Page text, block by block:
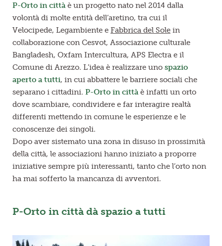
P-Orto in città è un progetto nato nel 2014 dalla
volontà di molte entità dell’aretino, tra cui il
Velocipede, Legambiente e Fabbrica del Sole in
collaborazione con Cesvot, Associazione culturale
Bangladesh, Oxfam Intercultura, APS Electra e il
Comune di Arezzo. L’idea è realizzare uno spazio
aperto a tutti, in cui abbattere le barriere sociali che
separano i cittadini. P-Orto in città è infatti un orto
dove scambiare, condividere e far interagire realtà
differenti mettendo in comune le esperienze e le
conoscenze dei singoli.
Dopo aver sistemato una zona in disuso in prossimità
della città, le associazioni hanno iniziato a proporre
iniziative sempre più interessanti, tanto che l’orto non
ha mai sofferto la mancanza di avventori.
P-Orto in città dà spazio a tutti